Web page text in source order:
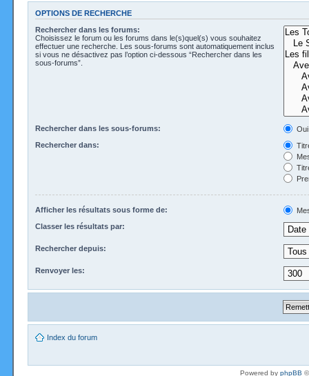
OPTIONS DE RECHERCHE
Rechercher dans les forums:
Choisissez le forum ou les forums dans le(s)quel(s) vous souhaitez
effectuer une recherche. Les sous-forums sont automatiquement inclus
si vous ne désactivez pas l’option ci-dessous “Rechercher dans les
sous-forums”.
Rechercher dans les sous-forums:
Oui
Rechercher dans:
Afficher les résultats sous forme de:
Classer les résultats par:
Rechercher depuis:
Renvoyer les:
Index du forum
Powered by phpBB